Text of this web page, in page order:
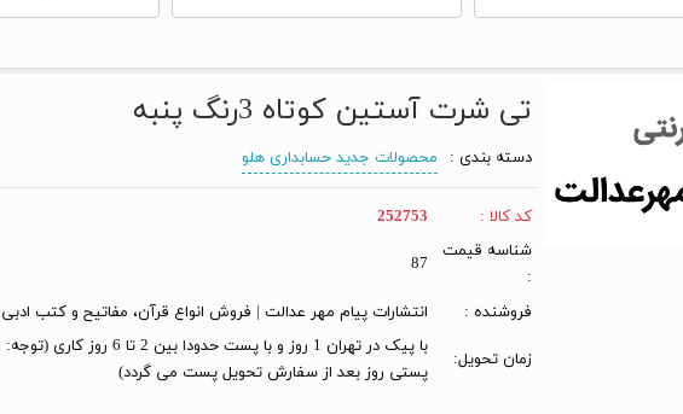
تی شرت آستین کوتاه 3رنگ پنبه
دسته بندی :
محصولات جدید حسابداری هلو
کد کالا :
252753
شناسه قیمت
:
87
فروشنده : انتشارات پیام مهر عدالت | فروش انواع قرآن، مفاتیح و کتب ادبی
زمان تحویل:
با پیک در تهران 1 روز و با پست حدودا بین 2 تا
پستی روز بعد از سفارش تحویل پست می گردد)